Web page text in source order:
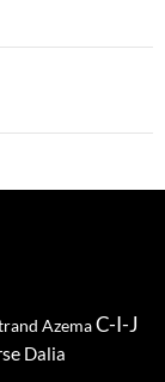
AzemaC-I-J
Dalia